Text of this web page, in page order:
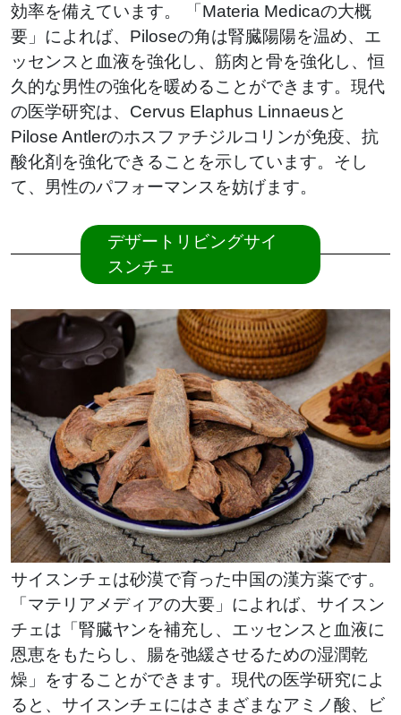
効率を備えています。 「Materia Medicaの大概
要」によれば、Piloseの角は腎臓陽陽を温め、エ
ッセンスと血液を強化し、筋肉と骨を強化し、恒
久的な男性の強化を暖めることができます。現代
の医学研究は、Cervus Elaphus Linnaeusと
Pilose Antlerのホスファチジルコリンが免疫、抗
酸化剤を強化できることを示しています。そし
て、男性のパフォーマンスを妨げます。
デザートリビングサイ
スンチェ
サイスンチェは砂漠で育った中国の漢方薬です。
「マテリアメディアの大要」によれば、サイスン
チェは「腎臓ヤンを補充し、エッセンスと血液に
恩恵をもたらし、腸を弛緩させるための湿潤乾
燥」をすることができます。現代の医学研究によ
ると、サイスンチェにはさまざまなアミノ酸、ビ